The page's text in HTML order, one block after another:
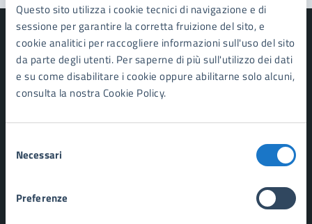
Questo sito utilizza i cookie tecnici di navigazione e di
sessione per garantire la corretta fruizione del sito, e
cookie analitici per raccogliere informazioni sull'uso del sito
da parte degli utenti. Per saperne di più sull'utilizzo dei dati
e su come disabilitare i cookie oppure abilitarne solo alcuni,
consulta la nostra Cookie Policy.
delNecessari
Preferenze
Comune di Forte dei Marmi
Organi di governo
Aree amministrative
Politici